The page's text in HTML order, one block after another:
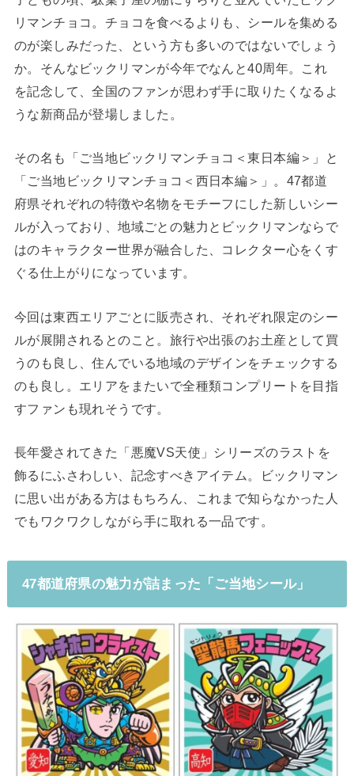
リマンチョコ。チョコを食べるよりも、シールを集める
のが楽しみだった、という方も多いのではないでしょう
か。そんなビックリマンが今年でなんと40周年。これ
を記念して、全国のファンが思わず手に取りたくなるよ
うな新商品が登場しました。
その名も「ご当地ビックリマンチョコ＜東日本編＞」と
「ご当地ビックリマンチョコ＜西日本編＞」。47都道
府県それぞれの特徴や名物をモチーフにした新しいシー
ルが入っており、地域ごとの魅力とビックリマンならで
はのキャラクター世界が融合した、コレクター心をくす
ぐる仕上がりになっています。
今回は東西エリアごとに販売され、それぞれ限定のシー
ルが展開されるとのこと。旅行や出張のお土産として買
うのも良し、住んでいる地域のデザインをチェックする
のも良し。エリアをまたいで全種類コンプリートを目指
すファンも現れそうです。
長年愛されてきた「悪魔VS天使」シリーズのラストを
飾るにふさわしい、記念すべきアイテム。ビックリマン
に思い出がある方はもちろん、これまで知らなかった人
でもワクワクしながら手に取れる一品です。
47都道府県の魅力が詰まった「ご当地シール」